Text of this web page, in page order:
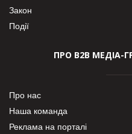
Закон
Події
ПРО В2В МЕДІА-
Про нас
Наша команда
Реклама на порталі